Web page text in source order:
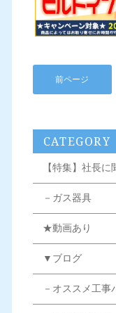
前ページ
CATEGORY
【特集】社長
－ガス器具
★動画あり
▼ブログ
－オススメ工事